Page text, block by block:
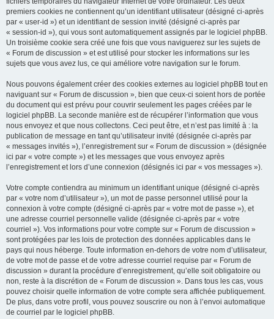
premiers cookies ne contiennent qu’un identifiant utilisateur (désigné ci-après
par « user-id ») et un identifiant de session invité (désigné ci-après par
« session-id »), qui vous sont automatiquement assignés par le logiciel phpBB.
Un troisième cookie sera créé une fois que vous naviguerez sur les sujets de
« Forum de discussion » et est utilisé pour stocker les informations sur les
sujets que vous avez lus, ce qui améliore votre navigation sur le forum.
Nous pouvons également créer des cookies externes au logiciel phpBB tout en
naviguant sur « Forum de discussion », bien que ceux-ci soient hors de portée
du document qui est prévu pour couvrir seulement les pages créées par le
logiciel phpBB. La seconde manière est de récupérer l’information que vous
nous envoyez et que nous collectons. Ceci peut être, et n’est pas limité à : la
publication de message en tant qu’utilisateur invité (désignée ci-après par
« messages invités »), l’enregistrement sur « Forum de discussion » (désignée
ici par « votre compte ») et les messages que vous envoyez après
l’enregistrement et lors d’une connexion (désignés ici par « vos messages »).
Votre compte contiendra au minimum un identifiant unique (désigné ci-après
par « votre nom d’utilisateur »), un mot de passe personnel utilisé pour la
connexion à votre compte (désigné ci-après par « votre mot de passe »), et
une adresse courriel personnelle valide (désignée ci-après par « votre
courriel »). Vos informations pour votre compte sur « Forum de discussion »
sont protégées par les lois de protection des données applicables dans le
pays qui nous héberge. Toute information en-dehors de votre nom d’utilisateur,
de votre mot de passe et de votre adresse courriel requise par « Forum de
discussion » durant la procédure d’enregistrement, qu’elle soit obligatoire ou
non, reste à la discrétion de « Forum de discussion ». Dans tous les cas, vous
pouvez choisir quelle information de votre compte sera affichée publiquement.
De plus, dans votre profil, vous pouvez souscrire ou non à l’envoi automatique
de courriel par le logiciel phpBB.